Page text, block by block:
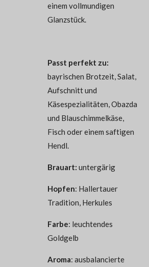
einem vollmundigen
Glanzstück.
Passt perfekt zu:
bayrischen Brotzeit, Salat,
Aufschnitt und
Käsespezialitäten, Obazda
und Blauschimmelkäse,
Fisch oder einem saftigen
Hendl.
Brauart: untergärig
Hopfen: Hallertauer
Tradition, Herkules
Farbe: leuchtendes
Goldgelb
Aroma: ausbalancierte